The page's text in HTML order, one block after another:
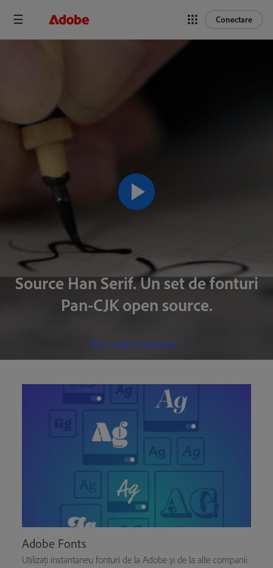
Conectare
Source Han Serif. Un set de fonturi
Pan-CJK open source.
Mai multe informații >
Adobe Fonts
Utilizați instantaneu fonturi de la Adobe și de la alte companii